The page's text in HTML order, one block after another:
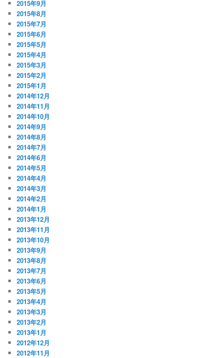
2015年9月
2015年8月
2015年7月
2015年6月
2015年5月
2015年4月
2015年3月
2015年2月
2015年1月
2014年12月
2014年11月
2014年10月
2014年9月
2014年8月
2014年7月
2014年6月
2014年5月
2014年4月
2014年3月
2014年2月
2014年1月
2013年12月
2013年11月
2013年10月
2013年9月
2013年8月
2013年7月
2013年6月
2013年5月
2013年4月
2013年3月
2013年2月
2013年1月
2012年12月
2012年11月